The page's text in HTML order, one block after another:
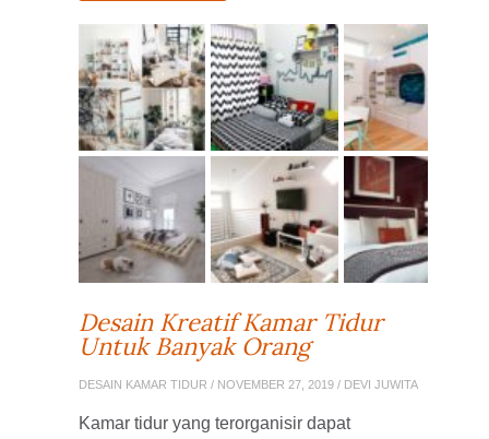
Desain Kreatif Kamar Tidur
Untuk Banyak Orang
DESAIN KAMAR TIDUR / NOVEMBER 27, 2019 / DEVI JUWITA
Kamar tidur yang terorganisir dapat